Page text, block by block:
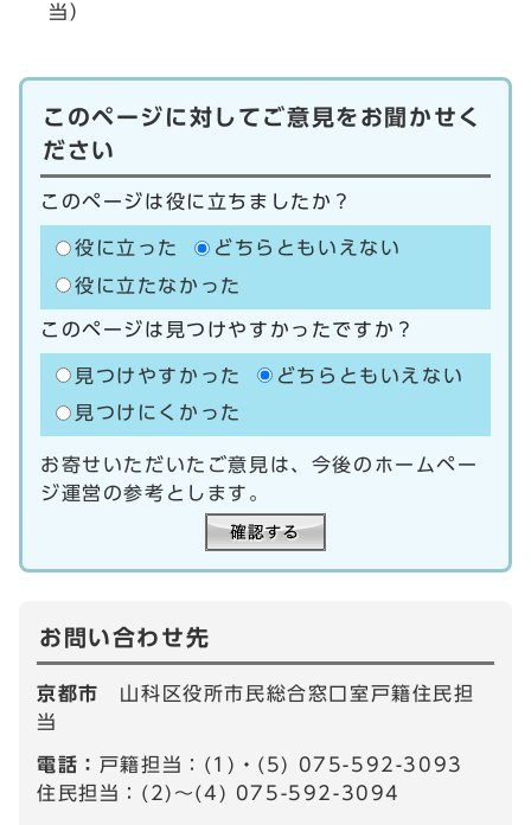
当）
このページに対してご意見をお聞かせく
ださい
このページは役に立ちましたか？
役に立った
どちらともいえない
役に立たなかった
このページは見つけやすかったですか？
見つけやすかった
どちらともいえない
見つけにくかった
お寄せいただいたご意見は、今後のホームペー
ジ運営の参考とします。
お問い合わせ先
京都市 山科区役所市民総合窓口室戸籍住民担
当
電話： 戸籍担当：(1)・(5) 075-592-3093
住民担当：(2)～(4) 075-592-3094